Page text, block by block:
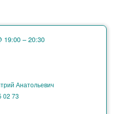
19:00 – 20:30
Анатольевич
02 73